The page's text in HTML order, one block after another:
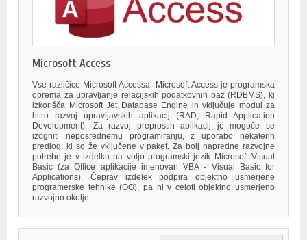
Microsoft Access
Vse različice Microsoft Accessa. Microsoft Access je programska
oprema za upravljanje relacijskih podatkovnih baz (RDBMS), ki
izkorišča Microsoft Jet Database Engine in vključuje modul za
hitro razvoj upravljavskih aplikacij (RAD, Rapid Application
Development). Za razvoj preprostih aplikacij je mogoče se
izogniti neposrednemu programiranju, z uporabo nekaterih
predlog, ki so že vključene v paket. Za bolj napredne razvojne
potrebe je v izdelku na voljo programski jezik Microsoft Visual
Basic (za Office aplikacije imenovan VBA - Visual Basic for
Applications). Čeprav izdelek podpira objektno usmerjene
programerske tehnike (OO), pa ni v celoti objektno usmerjeno
razvojno okolje.